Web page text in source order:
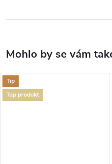
Tip
Top produkt